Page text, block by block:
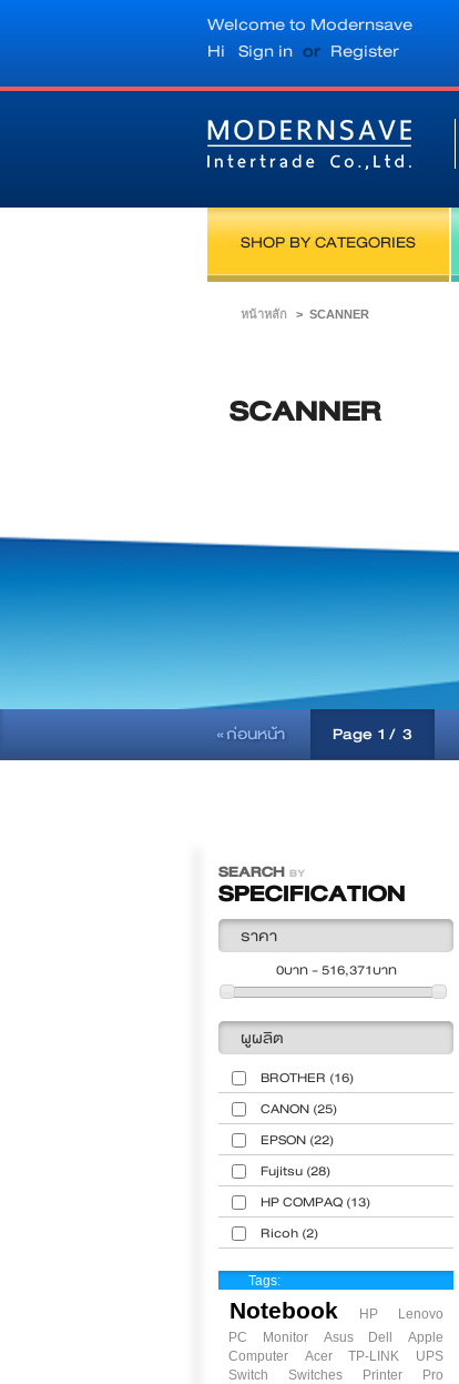
Welcome to Modernsave
Hi Sign in or Register
SHOP BY CATEGORIES
หน้าหลัก > SCANNER
SCANNER
« ก่อนหน้า Page 1 / 3
SEARCH BY
SPECIFICATION
ราคา
0บาท - 516,371บาท
ผูผลิต
BROTHER (16)
CANON(25)
EPSON(22)
Fujitsu(28)
HP COMPAQ(13)
Ricoh(2)
Tags:
Notebook HP
Lenovo
PC
Monitor Asus Dell
Apple
Computer
Acer TP-LINK
UPS
Switch
Switches Printer
Pro